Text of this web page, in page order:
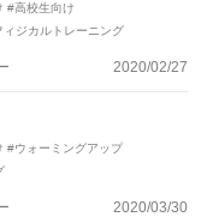
#高校生向け
ィジカルトレーニング
2020/02/27
#ウォーミングアップ
2020/03/30